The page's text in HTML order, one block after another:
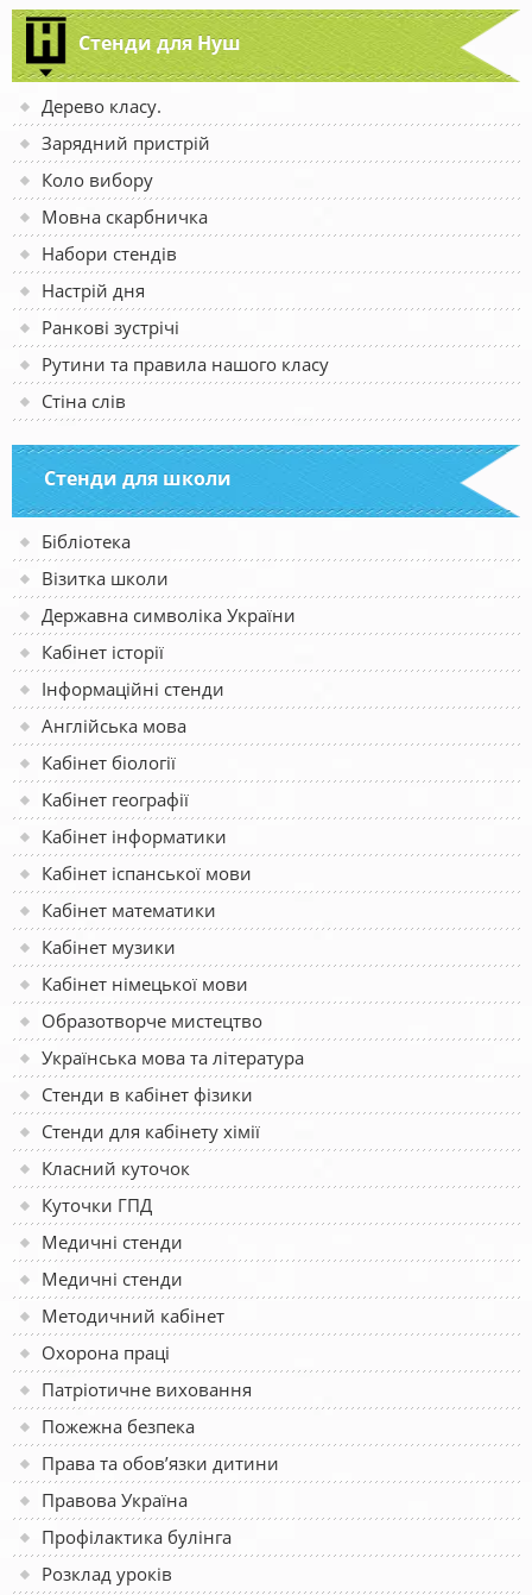
Стенди для Нуш
Дерево класу.
Зарядний пристрій
Коло вибору
Мовна скарбничка
Набори стендів
Настрій дня
Ранкові зустрічі
Рутини та правила нашого класу
Стіна слів
Стенди для школи
Бібліотека
Візитка школи
Державна символіка України
Кабінет історії
Інформаційні стенди
Англійська мова
Кабінет біології
Кабінет географії
Кабінет інформатики
Кабінет іспанської мови
Кабінет математики
Кабінет музики
Кабінет німецької мови
Образотворче мистецтво
Українська мова та література
Стенди в кабінет фізики
Стенди для кабінету хімії
Класний куточок
Куточки ГПД
Медичні стенди
Медичні стенди
Методичний кабінет
Охорона праці
Патріотичне виховання
Пожежна безпека
Права та обов’язки дитини
Правова Україна
Профілактика булінга
Розклад уроків